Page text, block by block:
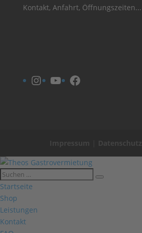
Kontakt, Anfahrt, Öffnungszeiten...
Instagram
YouTubeFacebook
Impressum Datenschutz
Startseite
Shop
Leistungen
Kontakt